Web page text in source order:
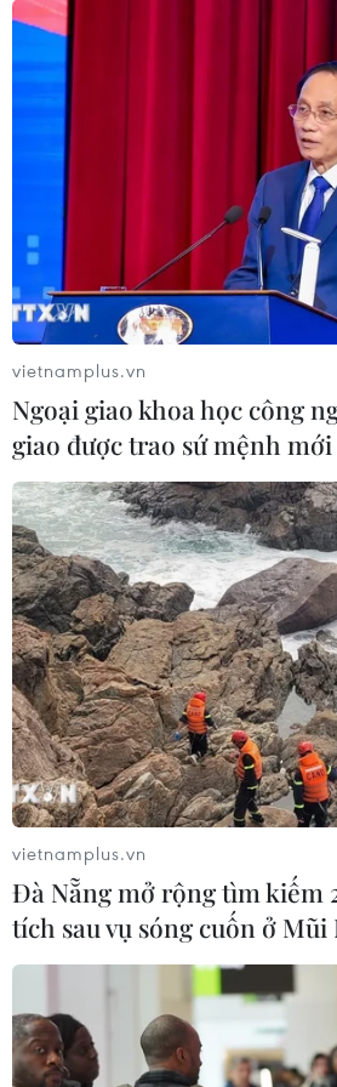
TIN CÙNG CHUYÊN MỤC
Thành phố Hồ Chí Minh xuất hiện
mưa dông trên diện rộng
09/08/2026 13:14
vietnamplus.vn
Ngoại giao khoa học công
giao được trao sứ mệnh mới
vietnamplus.vn
Đà Nẵng mở rộng tìm kiếm
tích sau vụ sóng cuốn ở Mũi